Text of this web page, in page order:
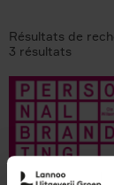
Résultats de
3 résultats